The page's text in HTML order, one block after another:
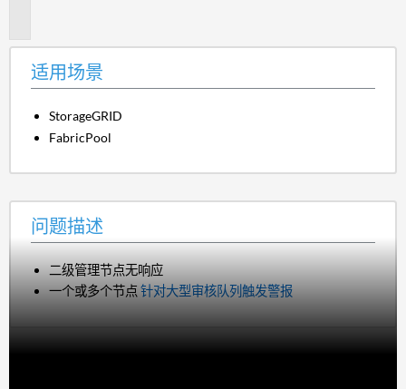
适用场景
StorageGRID
FabricPool
问题描述
二级管理节点无响应
一个或多个节点针对大型审核队列触发警报